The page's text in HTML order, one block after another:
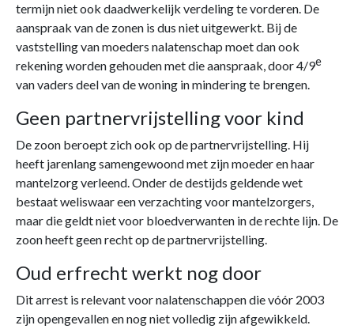
termijn niet ook daadwerkelijk verdeling te vorderen. De
aanspraak van de zonen is dus niet uitgewerkt. Bij de
vaststelling van moeders nalatenschap moet dan ook
rekening worden gehouden met die aanspraak, door 4/9e
van vaders deel van de woning in mindering te brengen.
Geen partnervrijstelling voor kind
De zoon beroept zich ook op de partnervrijstelling. Hij
heeft jarenlang samengewoond met zijn moeder en haar
mantelzorg verleend. Onder de destijds geldende wet
bestaat weliswaar een verzachting voor mantelzorgers,
maar die geldt niet voor bloedverwanten in de rechte lijn. De
zoon heeft geen recht op de partnervrijstelling.
Oud erfrecht werkt nog door
Dit arrest is relevant voor nalatenschappen die vóór 2003
zijn opengevallen en nog niet volledig zijn afgewikkeld.